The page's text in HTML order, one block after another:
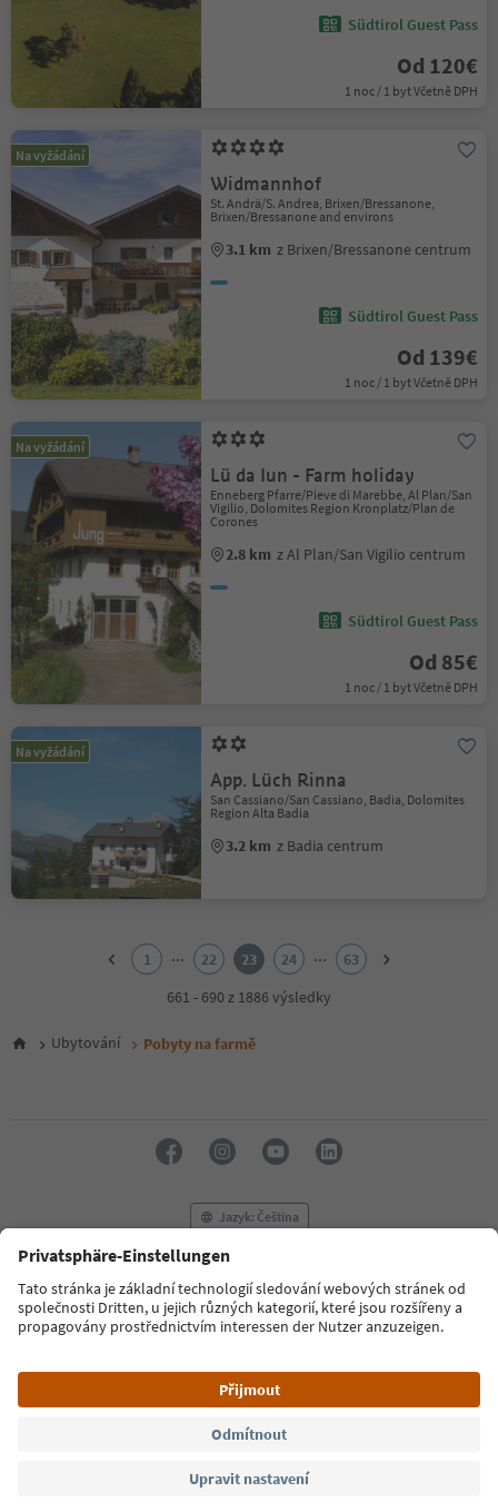
Südtirol Guest Pass
Od 120€
1 noc / 1 byt Včetně DPH
Na vyžádání
Widmannhof
St. Andrä/S. Andrea, Brixen/Bressanone,
Brixen/Bressanone and environs
3.1 km z Brixen/Bressanone centrum
Südtirol Guest Pass
Od 139€
1 noc / 1 byt Včetně DPH
Na vyžádání
Lü da Iun - Farm holiday
Enneberg Pfarre/Pieve di Marebbe, Al Plan/San
Vigilio, Dolomites Region Kronplatz/Plan de
Corones
2.8 km z Al Plan/San Vigilio centrum
Südtirol Guest Pass
Od 85€
1 noc / 1 byt Včetně DPH
Na vyžádání
App. Lüch Rinna
San Cassiano/San Cassiano, Badia, Dolomites
Region Alta Badia
3.2 km z Badia centrum
6
16
17
18
19
21
1 ... 22 23 24 ...
63
661 - 690 z 1886 výsledky
Ubytování Pobyty na farmě
Jazyk: Čeština
FAQ Kontaktujte nás Tisk
MICE
Zásady ochrany osobních údajů
Podmínky a ujednání
Tiráž
Prohlášení o přístupnosti